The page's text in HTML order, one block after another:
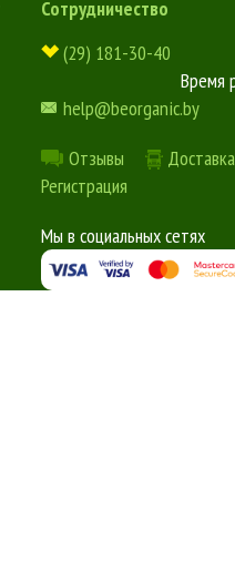
Сотрудничество
(29) 181-30-40
Время
help@beorganic.by
Отзывы
Регистрация
Мы в социальных сетях